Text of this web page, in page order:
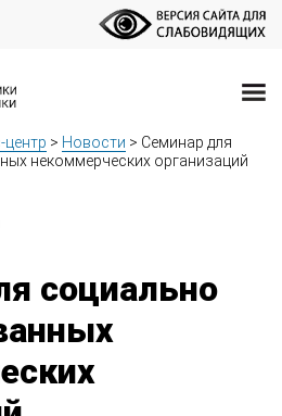
центр > Новости > Семинар для
некоммерческих организаций
социально